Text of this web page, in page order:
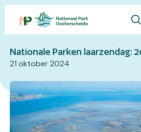
Bezoekersinfo
Eropuit
Kaart
Natuur
Over ons
Naar overzicht
Nationale Parken laarzendag:
21 oktober 2024